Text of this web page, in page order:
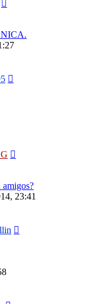
amigos?
23:41